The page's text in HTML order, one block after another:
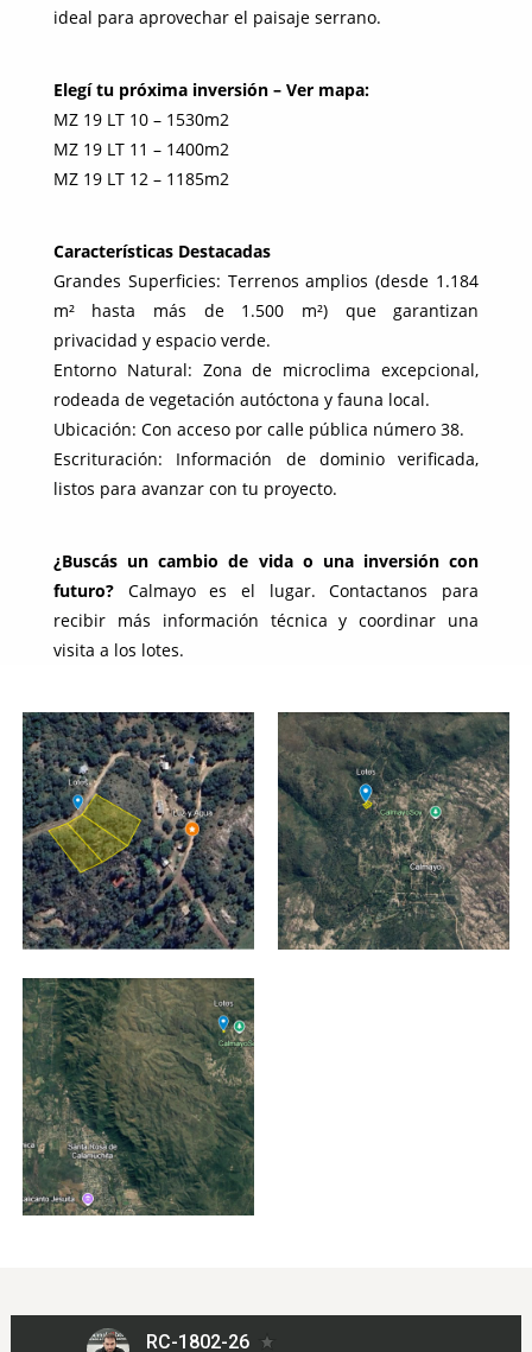
ideal para aprovechar el paisaje serrano.
Elegí tu próxima inversión – Ver mapa:
MZ 19 LT 10 – 1530m2
MZ 19 LT 11 – 1400m2
MZ 19 LT 12 – 1185m2
Características Destacadas
Grandes Superficies: Terrenos amplios (desde 1.184
m² hasta más de 1.500 m²) que garantizan
privacidad y espacio verde.
Entorno Natural: Zona de microclima excepcional,
rodeada de vegetación autóctona y fauna local.
Ubicación: Con acceso por calle pública número 38.
Escrituración: Información de dominio verificada,
listos para avanzar con tu proyecto.
¿Buscás un cambio de vida o una inversión con
futuro?Calmayo es el lugar. Contactanos para
recibir más información técnica y coordinar una
visita a los lotes.